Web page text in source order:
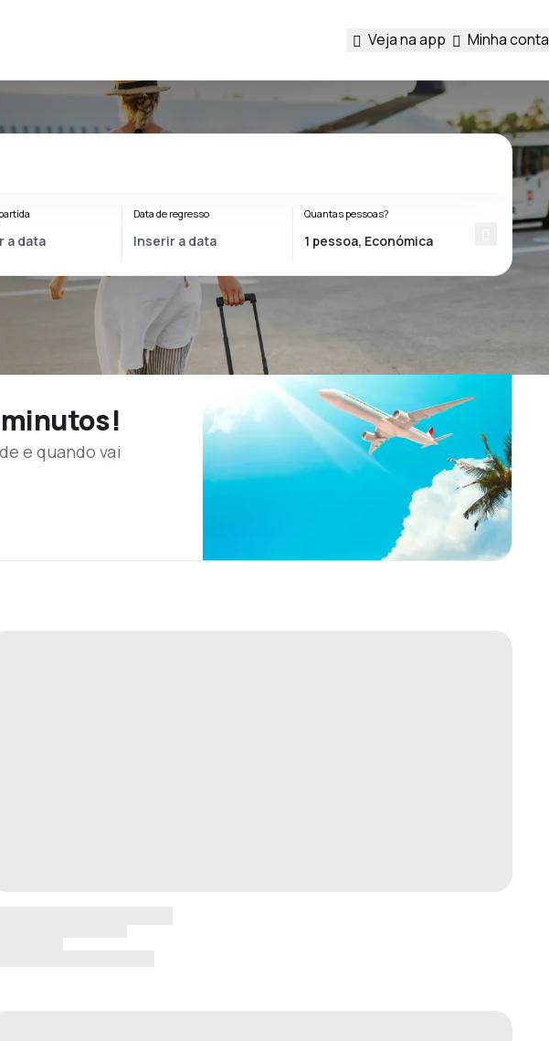
Veja na app Minha conta
Data de regresso Quantas pessoas?
minutos!
e quando vai